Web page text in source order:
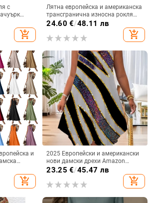
с
талияadd_shopping_cart
Лятна европейска и американска
трансгранична износна рокля
без ръкави с флорален принт от
Amazon Independent Station Temu
за жени през 2025 г.
24.60 €/48.11 лв
add_shopping_cart
и
елегантна
add_shopping_cart
2025 Европейски и американски
нови дамски дрехи Amazon
Двойна презрамка с лятна
ежедневна асиметрична рокля с
кръгло деколте
23.25 €/45.47 лв
add_shopping_cart